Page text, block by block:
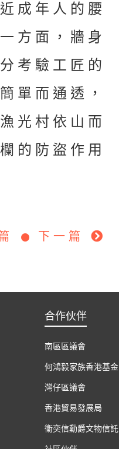
成年人的腰
方面，牆身
考驗工匠的
單而通透，
光村依山而
的防盜作用
下一篇
合作伙伴
南區區議會
何鴻毅家族香港基金
灣仔區議會
香港貿易發展局
衞奕信勳爵文物信託